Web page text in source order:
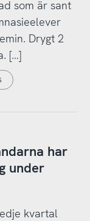
som är sant
Drygt 2
[…]
har
under
kvartal